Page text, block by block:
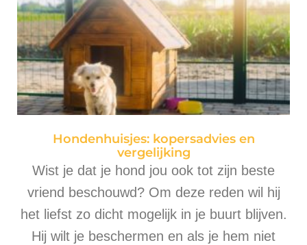
Hondenhuisjes: kopersadvies en
vergelijking
Wist je dat je hond jou ook tot zijn beste
vriend beschouwd? Om deze reden wil hij
het liefst zo dicht mogelijk in je buurt blijven.
Hij wilt je beschermen en als je hem niet